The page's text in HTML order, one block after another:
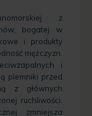
z
bogatej w
i produkty
mężczyzn.
i
plemniki przed
z głównych
ruchliwości.
zmniejsza